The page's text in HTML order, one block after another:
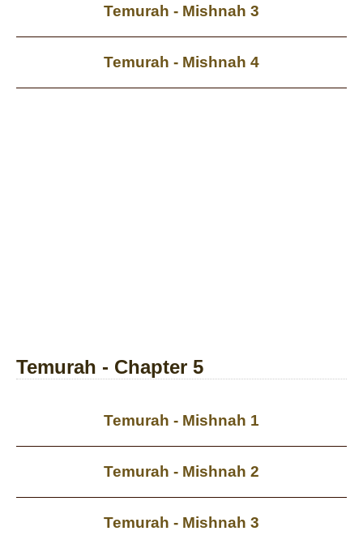
Temurah - Mishnah 3
Temurah - Mishnah 4
Temurah - Chapter 5
Temurah - Mishnah 1
Temurah - Mishnah 2
Temurah - Mishnah 3